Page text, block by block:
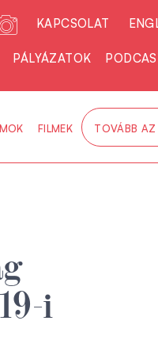
KAPCSOLAT
PÁLYÁZATOK
FILMEK TOVÁBB
i